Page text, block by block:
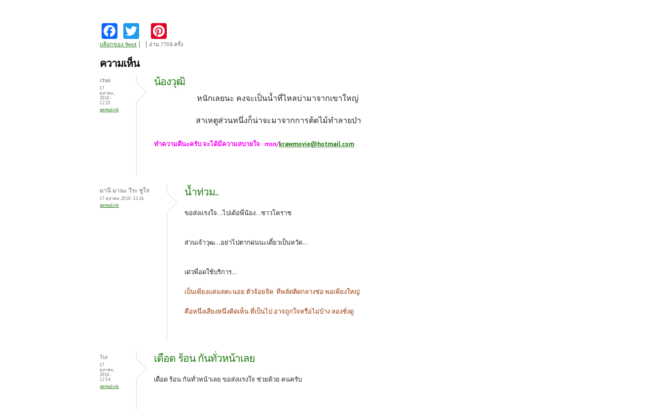
Fa
ce
b
k
w
itt
nt
es
t
บล็อกของ 9wut อ่าน 7708 ครั้ง
ความเห็น
chai
17
ตุลาคม,
2010 -
12:23
permalink
น้องวุฒิ
หนักเลยนะ คงจะเป็นน้ำที่ไหลบ่ามาจากเขาใหญ่
สาเหตูส่วนหนึ่งก็น่าจะมาจากการต้ดไม้ทำลายป่า
ทำความดีนะครับ จะได้มีความสบายใจ msn/krawmovie@hotmail.com
มานี มานะ วีระ ชูใจ
17 ตุลาคม, 2010 - 12:26
permalink
น้ำท่วม..
ขอส่งแรงใจ...ไปเด้อพี่น้อง...ชาวโคราช
ส่วนเจ้าวุฒ...อย่าไปตากฝนนะเดี๋ยวเป็นหวัด...
เด่วพี่อดใช้บริการ...
เป็นเพียงแค่มดตะนอย ตัวจ้อยจิด ทีพลัดติดกลางช่อ พอเพียงใหญ่
คือหนึ่งเสียงหนึ่งคิดเห็น ที่เป็นไป อาจถูกใจหรือไม่บ้าง ลองชั่งดู
Tui
17
ตุลาคม,
2010 -
12:54
permalink
เดือด ร้อน กันทั่วหน้าเลย
เดือด ร้อน กันทั่วหน้าเลย ขอส่งแรงใจ ช่วยด้วย คนครับ